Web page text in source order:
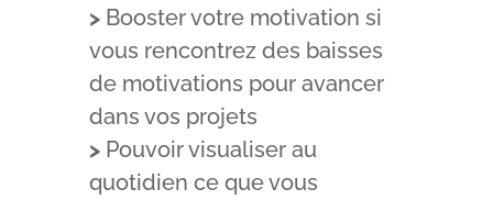
>Booster votre motivation si
vous rencontrez des baisses
de motivations pour avancer
dans vos projets
> Pouvoir visualiser au
quotidien ce que vous